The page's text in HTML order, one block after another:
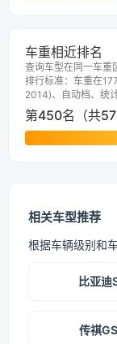
车重相近排名
查询车型在同一车重
排行标准：车重在
2014)、自动档、统
第450名（共
相关车型推荐
根据车辆级别和
比亚迪
传祺